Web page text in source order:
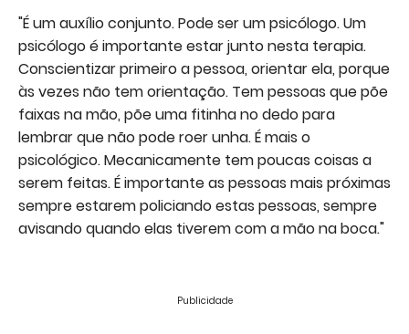
"É um auxílio conjunto. Pode ser um psicólogo. Um
psicólogo é importante estar junto nesta terapia.
Conscientizar primeiro a pessoa, orientar ela, porque
às vezes não tem orientação. Tem pessoas que põe
faixas na mão, põe uma fitinha no dedo para
lembrar que não pode roer unha. É mais o
psicológico. Mecanicamente tem poucas coisas a
serem feitas. É importante as pessoas mais próximas
sempre estarem policiando estas pessoas, sempre
avisando quando elas tiverem com a mão na boca."
Publicidade